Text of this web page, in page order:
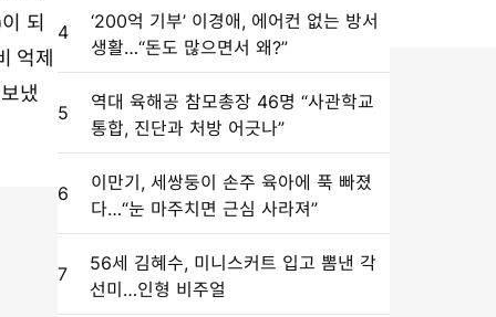
되
억제
냈
4
‘200억 기부’ 이경애, 에어컨 없는 방서
생활…“돈도 많으면서 왜?”
5
역대 육해공 참모총장 46명 “사관학교
통합, 진단과 처방 어긋나”
6
이만기, 세쌍둥이 손주 육아에 푹 빠졌
다…“눈 마주치면 근심 사라져”
7
56세 김혜수, 미니스커트 입고 뽐낸 각
선미…인형 비주얼